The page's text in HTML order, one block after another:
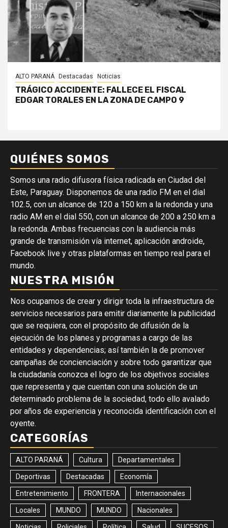
ALTO PARANÁ Destacadas Noticias
TRÁGICO ACCIDENTE: FALLECE EL FISCAL
EDGAR TORALES EN LA ZONA DE CAMPO 9
QUIÉNES SOMOS
Somos una radio difusora física radicada en Ciudad del
Este, Paraguay. Disponemos de una radio FM en el dial
102.5, con un alcance de 120 a 150 km a la redonda y una
radio AM en el dial 550, con un alcance de 200 a 250 km a
la redonda. Ambas frecuencias con la audiencia más
grande de transmisión vía internet, aplicación androide,
Facebook live y otras plataformas en tiempo real para el
mundo.
NUESTRA MISIÓN
Nos ocupamos de crear y dirigir toda la infraestructura de
servicios necesarios para emitir diariamente la publicidad
que se requiera, con el propósito de difusión de la
ejecución de los planes y programas a cargo de las
entidades y dependencias; así también la de promover
campañas de concienciación y sobre todo garantizar que
la ciudadanía conozca el logro de los objetivos sociales
que representa y que cuentan con una solución de un
determinado problema de la sociedad, todo ello avalado
por años de experiencia y reconocida identificación con el
oyente.
CATEGORÍAS
ALTO PARANÁ Cultura Departamentales
Deportivas Destacadas Economía
Entretenimiento FRONTERA Internacionales
Locales MUNDO MUNDO Nacionales